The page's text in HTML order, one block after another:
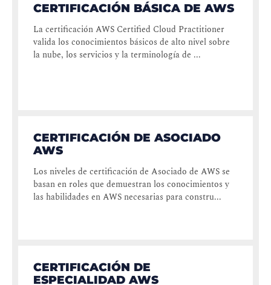
CERTIFICACIÓN BÁSICA DE AWS
La certificación AWS Certified Cloud Practitioner
valida los conocimientos básicos de alto nivel sobre
la nube, los servicios y la terminología de ...
CERTIFICACIÓN DE ASOCIADO
AWS
Los niveles de certificación de Asociado de AWS se
basan en roles que demuestran los conocimientos y
las habilidades en AWS necesarias para constru...
CERTIFICACIÓN DE
ESPECIALIDAD AWS